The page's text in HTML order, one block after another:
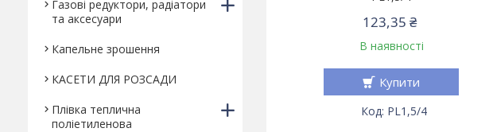
123,35 ₴
В наявності
Купити
PL1,5/4
Газові редуктори, радіатори
та аксесуари
Капельне зрошення
КАСЕТИ ДЛЯ РОЗСАДИ
Плівка теплична
поліетиленова